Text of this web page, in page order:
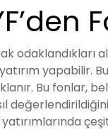
yapabilir.
Bu fonlar,